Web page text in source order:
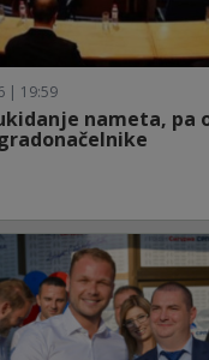
| 19:59
nameta, pa